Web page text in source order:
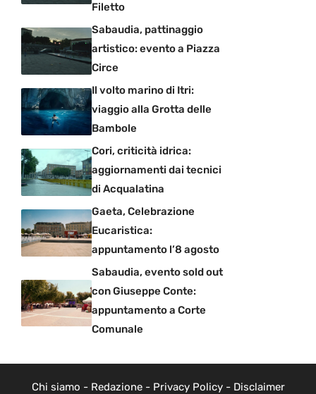
Filetto
Sabaudia, pattinaggio
artistico: evento a Piazza
Circe
Il volto marino di Itri:
viaggio alla Grotta delle
Bambole
Cori, criticità idrica:
aggiornamenti dai tecnici
di Acqualatina
Gaeta, Celebrazione
Eucaristica:
appuntamento l’8 agosto
Sabaudia, evento sold out
con Giuseppe Conte:
appuntamento a Corte
Comunale
Chi siamo - Redazione- Privacy Policy- Disclaimer